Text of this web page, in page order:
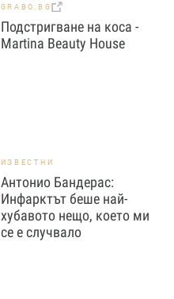
GRABO.BG
Подстригване на коса -
Martina Beauty House
ИЗВЕСТНИ
Антонио Бандерас:
Инфарктът беше най-
хубавото нещо, което ми
се е случвало